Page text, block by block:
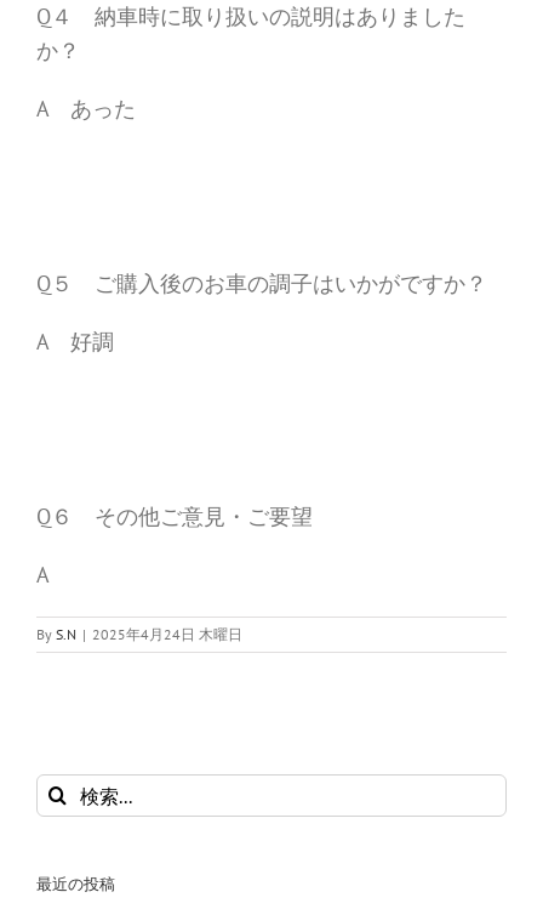
Q４ 納車時に取り扱いの説明はありました
か？
A あった
Q５ ご購入後のお車の調子はいかがですか？
A 好調
Q６ その他ご意見・ご要望
A
By S.N | 2025年4月24日 木曜日
検
索
最近の投稿